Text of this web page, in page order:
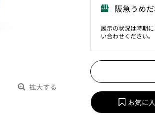
拡大する
阪急うめ
展示の状況は時期
い合わせください。
お気に